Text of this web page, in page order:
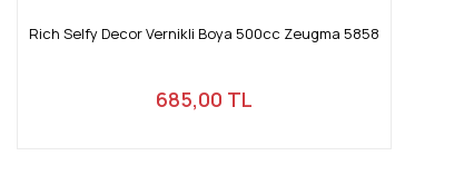
Rich Selfy Decor Vernikli Boya 500cc Zeugma 5858
685,00 TL